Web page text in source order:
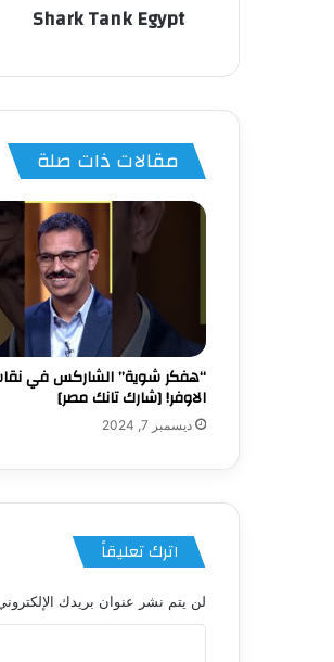
Shark Tank Egypt
مقالات ذات صلة
“هفكر شوية” الشاركس في
الاوفر! [شارك تانك مصر]
ديسمبر 7, 2024
اترك تعليقاً
لن يتم نشر عنوان بريدك